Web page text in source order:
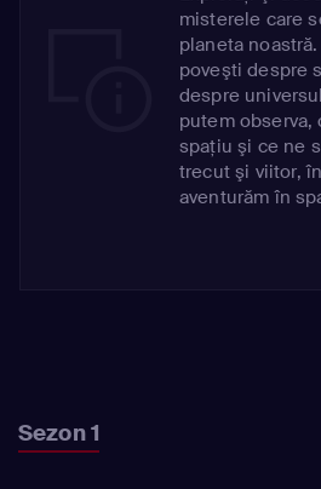
misterele care
planeta
poveşti despre
despre
putem observa,
spaţiu şi ce ne
trecut şi viitor,
aventurăm în
Sezon 1